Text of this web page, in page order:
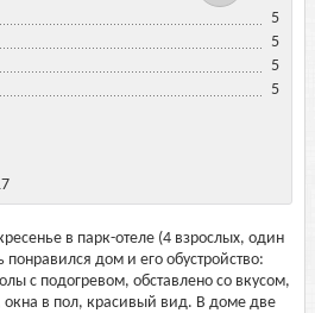
5
5
5
5
в парк-отеле (4 взрослых, один
дом и его обустройство:
с подогревом, обставлено со вкусом,
окна в пол, красивый вид. В доме две